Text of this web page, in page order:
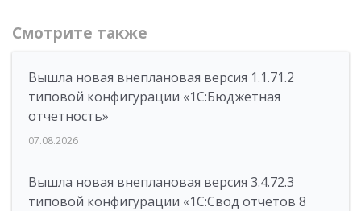
Смотрите также
Вышла новая внеплановая версия 1.1.71.2
типовой конфигурации «1C:Бюджетная
отчетность»
07.08.2026
Вышла новая внеплановая версия 3.4.72.3
типовой конфигурации «1C:Свод отчетов 8